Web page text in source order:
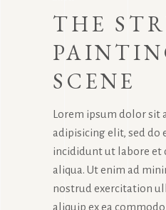
THE
SCENE
Lorem ipsum dolor sit
adipisicing elit, sed do
incididunt ut labore et
aliqua. Ut enim ad
nostrud exercitation
aliquip ex ea